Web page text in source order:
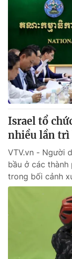
Thế giới
Thế giới đó đây
Câu chuyện
Kinh tế
Tài chính
Thị trường
Góc doanh
Dữ liệu và đời
Truyền hình
Phim VTV
Hậu trường
Nhân vật
Khán giả
Giải trí
Điện ảnh
Âm nhạc
Đời sống
Du lịch
Chất lượng
Giáo dục
Tuyển sinh
Học trực tuyến
Hitech Công
Giao lưu trực
Israel tổ
nhiều lần trì
VTV.vn - Người
bầu ở các
trong bối cảnh